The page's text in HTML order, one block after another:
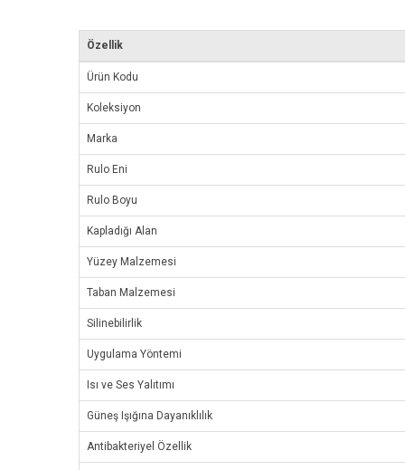
Özellik
Ürün Kodu
Koleksiyon
Marka
Rulo Eni
Rulo Boyu
Kapladığı Alan
Yüzey Malzemesi
Taban Malzemesi
Silinebilirlik
Uygulama Yöntemi
Isı ve Ses Yalıtımı
Güneş Işığına Dayanıklılık
Antibakteriyel Özellik